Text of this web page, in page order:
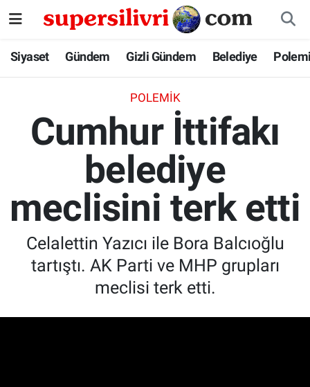
Siyaset Gündem Gizli Gündem Belediye
POLEMIK
Cumhur İttifakı
belediye
meclisini terk etti
Celalettin Yazıcı ile Bora Balcıoğlu
tartıştı. AK Parti ve MHP grupları
meclisi terk etti.
Siyaset
Gizli Gündem
İstanbul Nöbetçi Eczaneler
İstanbul Namaz Vakitleri
İstanbul Trafik Yoğunluk Haritası
Süper Lig Puan Durumu ve Fikstür
Son Dakika Haberleri